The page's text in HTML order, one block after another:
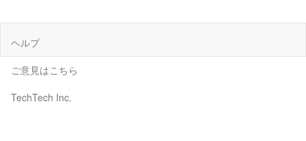
ヘルプ
ご意見はこちら
TechTech Inc.